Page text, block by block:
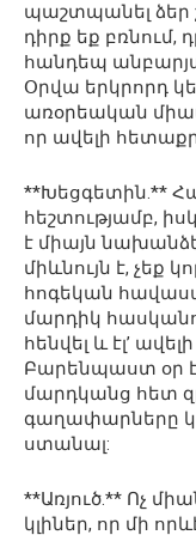
պաշտպանել ձեր
դիրք եք բռնում,
հանդեպ
Օրվա երկրորդ
առօրեական
որ ավելի
**Խեցգետին.**
հեշտությամբ,
է միայն
միևնույն է, չեք
հոգեկան
մարդիկ
հենվել և էլ’
Բարենպաստ օր
մարդկանց հետ
գաղափարները
ստանալ:
**Առյուծ.** Ոչ
կլիներ, որ մի